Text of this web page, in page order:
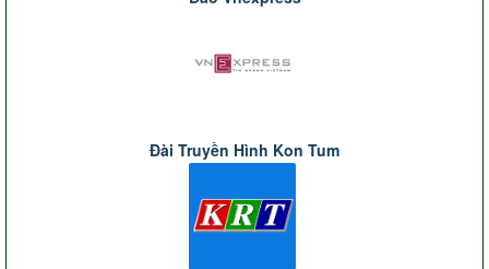
Đài Truyền Hình Kon Tum